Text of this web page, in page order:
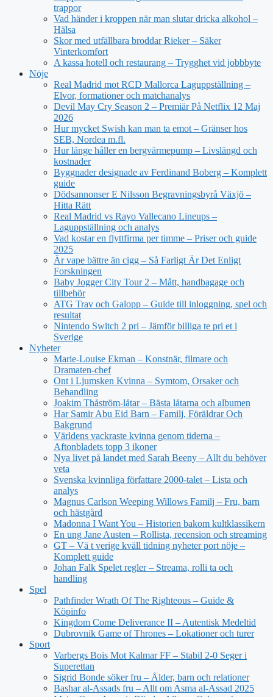
trappor
Vad händer i kroppen när man slutar dricka alkohol –
Hälsa
Skor med utfällbara broddar Rieker – Säker
Vinterkomfort
A kassa hotell och restaurang – Trygghet vid jobbbyte
Nöje
Real Madrid mot RCD Mallorca Laguppställning –
Elvor, formationer och matchanalys
Devil May Cry Season 2 – Premiär På Netflix 12 Maj
2026
Hur mycket Swish kan man ta emot – Gränser hos
SEB, Nordea m.fl.
Hur länge håller en bergvärmepump – Livslängd och
kostnader
Byggnader designade av Ferdinand Boberg – Komplett
guide
Dödsannonser E Nilsson Begravningsbyrå Växjö –
Hitta Rätt
Real Madrid vs Rayo Vallecano Lineups –
Laguppställning och analys
Vad kostar en flyttfirma per timme – Priser och guide
2025
Är vape bättre än cigg – Så Farligt Är Det Enligt
Forskningen
Baby Jogger City Tour 2 – Mått, handbagage och
tillbehör
ATG Trav och Galopp – Guide till inloggning, spel och
resultat
Nintendo Switch 2 pri – Jämför billiga te pri et i
Sverige
Nyheter
Marie-Louise Ekman – Konstnär, filmare och
Dramaten-chef
Ont i Ljumsken Kvinna – Symtom, Orsaker och
Behandling
Joakim Thåström-låtar – Bästa låtarna och albumen
Har Samir Abu Eid Barn – Familj, Föräldrar Och
Bakgrund
Världens vackraste kvinna genom tiderna –
Aftonbladets topp 3 ikoner
Nya livet på landet med Sarah Beeny – Allt du behöver
veta
Svenska kvinnliga författare 2000-talet – Lista och
analys
Magnus Carlson Weeping Willows Familj – Fru, barn
och hästgård
Madonna I Want You – Historien bakom kultklassikern
En ung Jane Austen – Rollista, recension och streaming
GT – Vä t verige kväll tidning nyheter port nöje –
Komplett guide
Johan Falk Spelet regler – Streama, rolli ta och
handling
Spel
Pathfinder Wrath Of The Righteous – Guide &
Köpinfo
Kingdom Come Deliverance II – Autentisk Medeltid
Dubrovnik Game of Thrones – Lokationer och turer
Sport
Varbergs Bois Mot Kalmar FF – Stabil 2-0 Seger i
Superettan
Sigrid Bonde söker fru – Ålder, barn och relationer
Bashar al-Assads fru – Allt om Asma al-Assad 2025